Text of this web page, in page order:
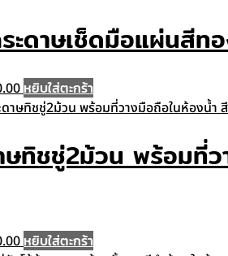
฿1,090.00.
ะดาษเช็ดมือแผ่นสี
Current
price
฿1,290.00.
หยิบใส่ตะกร้า
ษทิชชู่2ม้วน พร้อมที่
Current
หยิบใส่ตะกร้า